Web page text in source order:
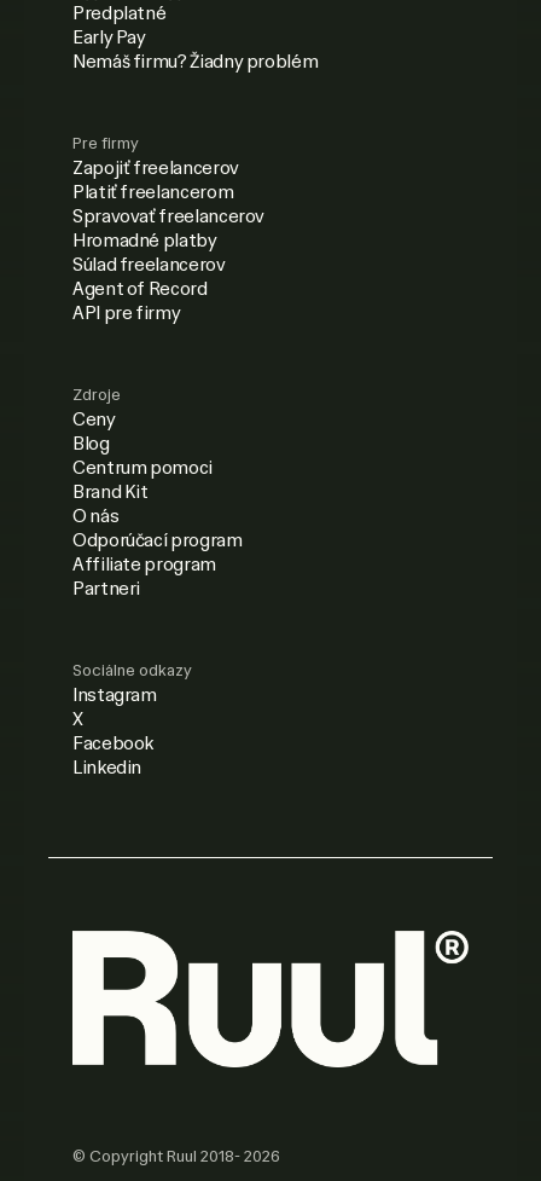
Predplatné
Early Pay
Nemáš firmu? Žiadny problém
Pre firmy
Zapojiť freelancerov
Platiť freelancerom
Spravovať freelancerov
Hromadné platby
Súlad freelancerov
Agent of Record
API pre firmy
Zdroje
Ceny
Blog
Centrum pomoci
Brand Kit
O nás
Odporúčací program
Affiliate program
Partneri
© Copyright Ruul 2018- 2026
Sociálne odkazy
Instagram
X
Facebook
Linkedin